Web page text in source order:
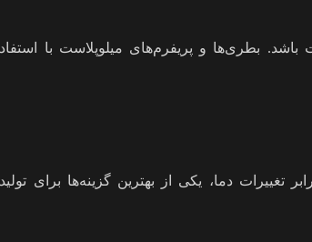
بطری‌ها و پریفرم‌های میلوپلاست با
دما، یکی از بهترین گزینه‌ها برای